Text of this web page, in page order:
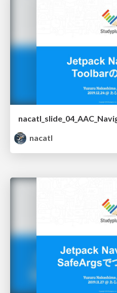
nacatl